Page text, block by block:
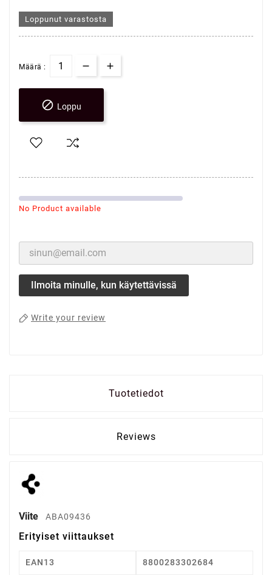
Loppunut varastosta
Määrä :
 Loppu
No Product available
Ilmoita minulle, kun käytettävissä
Write your review
Tuotetiedot
Reviews
Viite ABA09436
Erityiset viittaukset
EAN13 8800283302684